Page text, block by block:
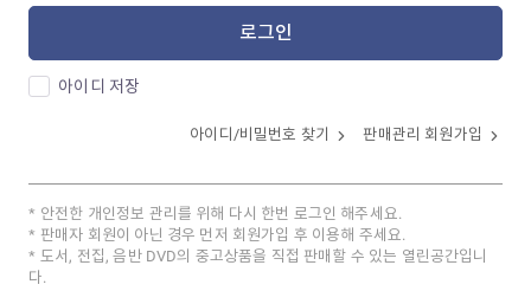
로그인
아이디 저장
아이디/비밀번호 찾기 판매관리 회원가입
안전한 개인정보 관리를 위해 다시 한번 로그인 해주세요.
판매자 회원이 아닌 경우 먼저 회원가입 후 이용해 주세요.
도서, 전집, 음반 DVD의 중고상품을 직접 판매할 수 있는 열린공간입니
다.